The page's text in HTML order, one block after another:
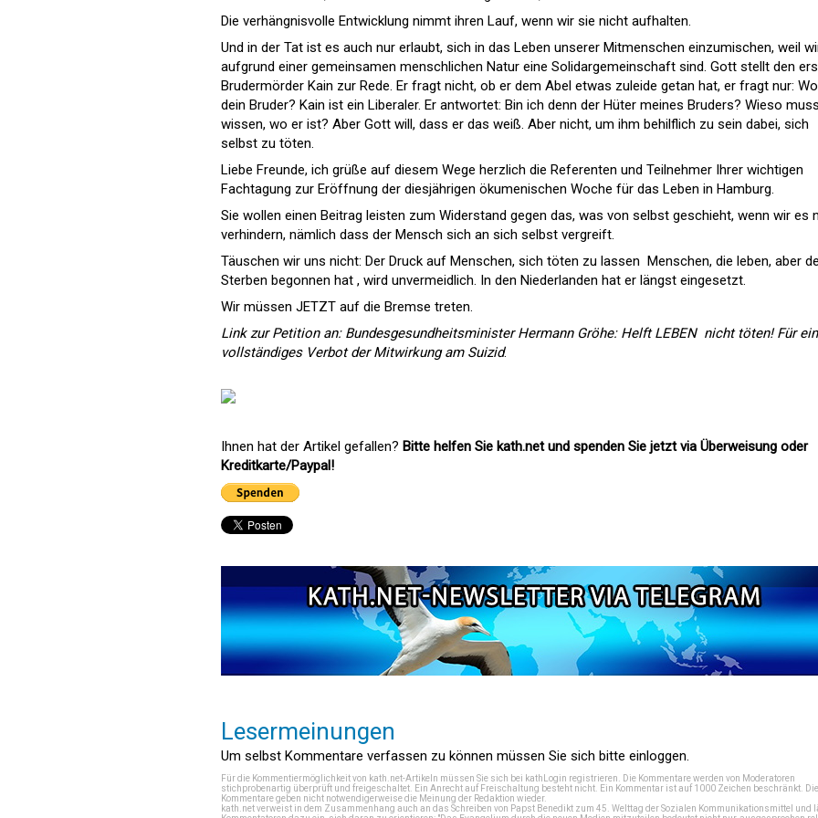
Die verhängnisvolle Entwicklung nimmt ihren Lauf, wenn wir sie nicht aufhalten.
Und in der Tat ist es auch nur erlaubt, sich in das Leben unserer Mitmenschen einzumischen, weil
aufgrund einer gemeinsamen menschlichen Natur eine Solidargemeinschaft sind. Gott stellt den
Brudermörder Kain zur Rede. Er fragt nicht, ob er dem Abel etwas zuleide getan hat, er fragt nur:
dein Bruder? Kain ist ein Liberaler. Er antwortet: Bin ich denn der Hüter meines Bruders? Wieso
wissen, wo er ist? Aber Gott will, dass er das weiß. Aber nicht, um ihm behilflich zu sein dabei, sich
selbst zu töten.
Liebe Freunde, ich grüße auf diesem Wege herzlich die Referenten und Teilnehmer Ihrer wichtigen
Fachtagung zur Eröffnung der diesjährigen ökumenischen Woche für das Leben in Hamburg.
Sie wollen einen Beitrag leisten zum Widerstand gegen das, was von selbst geschieht, wenn wir es
verhindern, nämlich dass der Mensch sich an sich selbst vergreift.
Täuschen wir uns nicht: Der Druck auf Menschen, sich töten zu lassen  Menschen, die leben, aber
Sterben begonnen hat , wird unvermeidlich. In den Niederlanden hat er längst eingesetzt.
Wir müssen JETZT auf die Bremse treten.
Link zurPetition an: Bundesgesundheitsminister Hermann Gröhe: Helft LEBEN  nicht töten! Für ein
vollständiges Verbot der Mitwirkung am Suizid.
Ihnen hat der Artikel gefallen? Bitte helfen Sie kath.net und spenden Sie jetzt via Überweisung oder
Kreditkarte/Paypal!
Lesermeinungen
Um selbst Kommentare verfassen zu können müssen Sie sich bitte einloggen.
Für die Kommentiermöglichkeit von kath.net-Artikeln müssen Sie sich bei kathLogin registrieren . Die Kommentare werden von Moderatoren
stichprobenartig überprüft und freigeschaltet. Ein Anrecht auf Freischaltung besteht nicht. Ein Kommentar ist auf 1000 Zeichen beschränkt. Die
Kommentare geben nicht notwendigerweise die Meinung der Redaktion wieder.
kath.net verweist in dem Zusammenhang auch an das Schreiben von Papst Benedikt zum 45. Welttag der Sozialen Kommunikationsmittel und